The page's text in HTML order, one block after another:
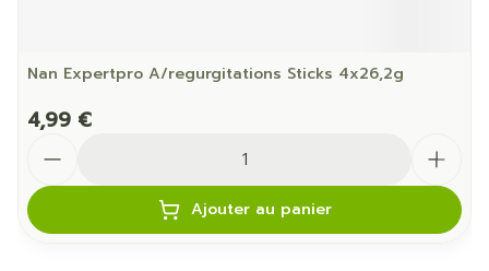
Nan Expertpro A/regurgitations Sticks 4x26,2g
4,99 €
Ajouter au panier